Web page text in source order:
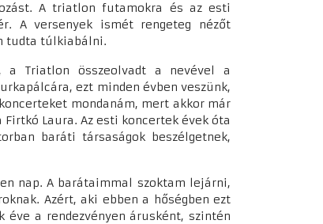
A triatlon futamokra és az esti
A versenyek ismét rengeteg nézőt
tudta túlkiabálni.
a Triatlon összeolvadt a nevével a
ezt minden évben veszünk,
mondanám, mert akkor már
Laura. Az esti koncertek évek óta
baráti társaságok beszélgetnek,
nap. A barátaimmal szoktam lejárni,
Azért, aki ebben a hőségben ezt
éve a rendezvényen árusként, szintén